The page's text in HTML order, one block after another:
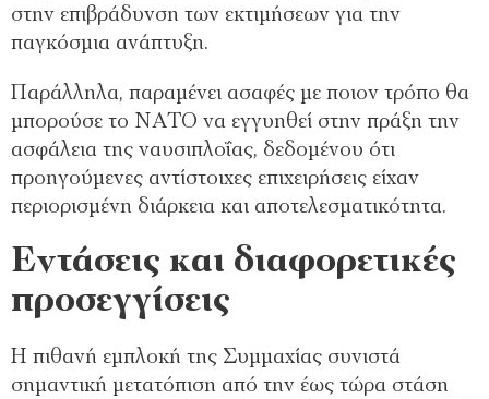
στην επιβράδυνση των εκτιμήσεων για την
παγκόσμια ανάπτυξη.
Παράλληλα, παραμένει ασαφές με ποιον τρόπο θα
μπορούσε το ΝΑΤΟ να εγγυηθεί στην πράξη την
ασφάλεια της ναυσιπλοΐας, δεδομένου ότι
προηγούμενες αντίστοιχες επιχειρήσεις είχαν
περιορισμένη διάρκεια και αποτελεσματικότητα.
Εντάσεις και διαφορετικές
προσεγγίσεις
Η πιθανή εμπλοκή της Συμμαχίας συνιστά
σημαντική μετατόπιση από την έως τώρα στάση